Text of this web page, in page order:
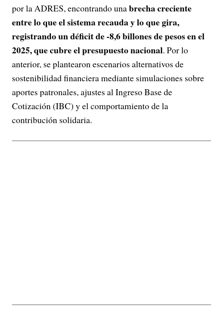
por la ADRES, encontrando unabrecha creciente
entre lo que el sistema recauda y lo que gira,
registrando un déficit de -8,6 billones de pesos en el
2025, que cubre el presupuesto nacional. Por lo
anterior, se plantearon escenarios alternativos de
sostenibilidad financiera mediante simulaciones sobre
aportes patronales, ajustes al Ingreso Base de
Cotización (IBC) y el comportamiento de la
contribución solidaria.